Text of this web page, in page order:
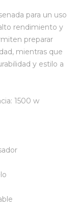
para un uso
rendimiento y
preparar
mientras que
y estilo a
1500 w